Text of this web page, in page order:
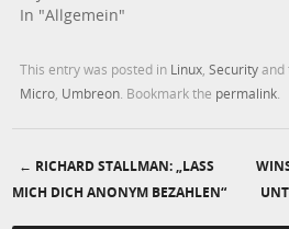
In "Allgemein"
This entry was posted in Linux ,Securityand
Micro Umbreon . Bookmark the permalink
Post navigation
← RICHARD STALLMAN: „LASS M
ICH DICH ANONYM BEZAHLEN“